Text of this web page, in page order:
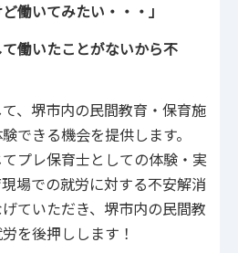
働いてみたい・・・」
て働いたことがないから不
、堺市内の民間教育・保育施
できる機会を提供します。
プレ保育士としての体験・実
場での就労に対する不安解消
ていただき、堺市内の民間教
を後押しします！